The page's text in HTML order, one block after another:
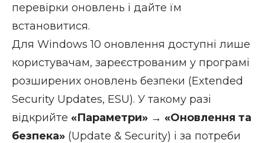
перевірки оновлень і дайте їм
встановитися.
Для Windows 10 оновлення доступні лише
користувачам, зареєстрованим у програмі
розширених оновлень безпеки (Extended
Security Updates, ESU). У такому разі
відкрийте «Параметри» → «Оновлення та
безпека» (Update & Security) і за потреби